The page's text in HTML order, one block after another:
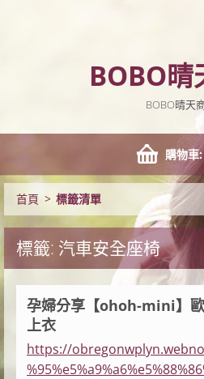
BOBO晴
BOBO晴天
購物車:
首頁 > 標籤清單
標籤: 汽車安全座椅
孕婦分享【ohoh-mini】
上衣
https://